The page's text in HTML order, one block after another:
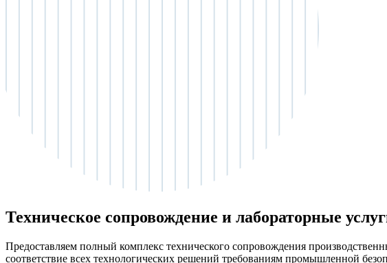
Техническое сопровождение и лабораторные
Предоставляем полный комплекс технического сопровождения
соответствие всех технологических решений требованиям промышленной